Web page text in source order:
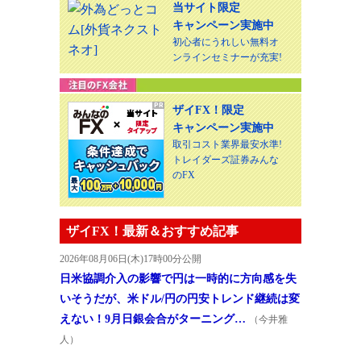
当サイト限定
キャンペーン実施中
初心者にうれしい無料オ
ンラインセミナーが充実!
ザイFX！限定
キャンペーン実施中
取引コスト業界最安水準!
トレイダーズ証券みんな
のFX
ザイFX！最新＆おすすめ記事
2026年08月06日(木)17時00分公開
日米協調介入の影響で円は一時的に方向感を失
いそうだが、米ドル/円の円安トレンド継続は変
えない！9月日銀会合がターニング…
（今井雅
人）